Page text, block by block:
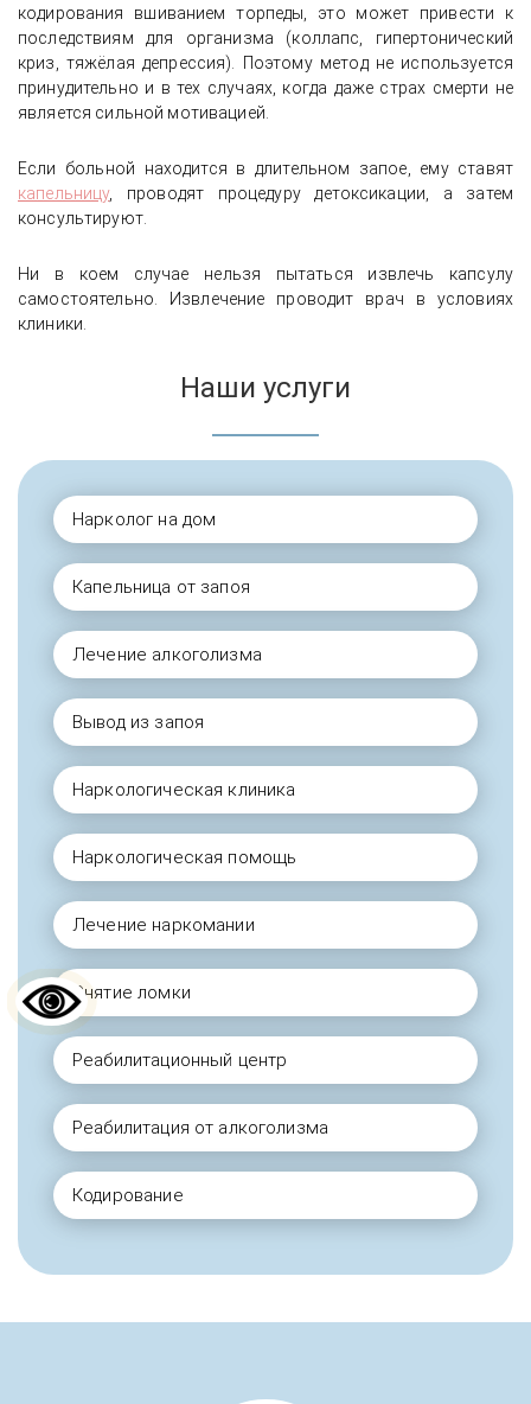
кодирования вшиванием торпеды, это может привести к
последствиям для организма (коллапс, гипертонический
криз, тяжёлая депрессия). Поэтому метод не используется
принудительно и в тех случаях, когда даже страх смерти не
является сильной мотивацией.
Если больной находится в длительном запое, ему ставят
капельницу, проводят процедуру детоксикации, а затем
консультируют.
Ни в коем случае нельзя пытаться извлечь капсулу
самостоятельно. Извлечение проводит врач в условиях
клиники.
Наши услуги
Нарколог на дом
Капельница от запоя
Лечение алкоголизма
Вывод из запоя
Наркологическая клиника
Наркологическая помощь
Лечение наркомании
Снятие ломки
Реабилитационный центр
Реабилитация от алкоголизма
Кодирование